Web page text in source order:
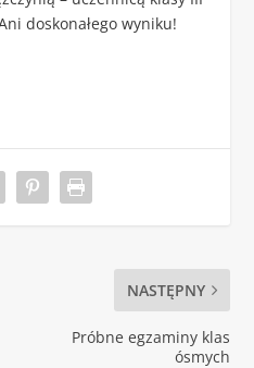
doskonałego wyniku!
NASTĘPNY
Próbne egzaminy klas
ósmych